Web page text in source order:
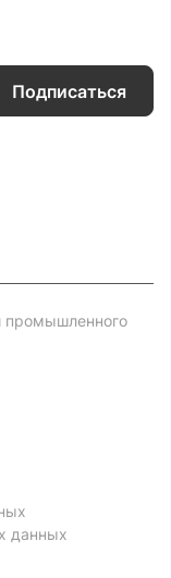
Подписаться
промышленного
данных